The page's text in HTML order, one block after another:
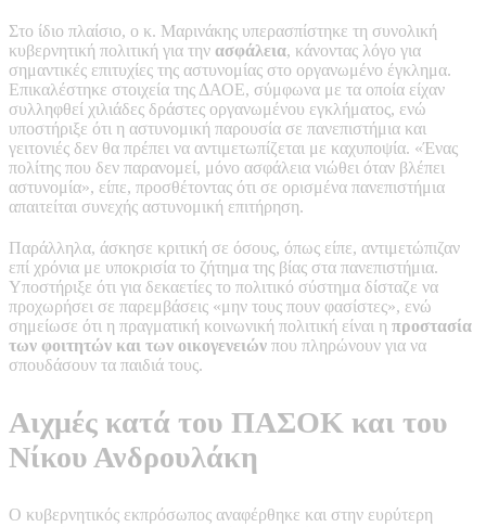
Στο ίδιο πλαίσιο, ο κ. Μαρινάκης υπερασπίστηκε τη συνολική
κυβερνητική πολιτική για την ασφάλεια, κάνοντας λόγο για
σημαντικές επιτυχίες της αστυνομίας στο οργανωμένο έγκλημα.
Επικαλέστηκε στοιχεία της ΔΑΟΕ, σύμφωνα με τα οποία είχαν
συλληφθεί χιλιάδες δράστες οργανωμένου εγκλήματος, ενώ
υποστήριξε ότι η αστυνομική παρουσία σε πανεπιστήμια και
γειτονιές δεν θα πρέπει να αντιμετωπίζεται με καχυποψία. «Ένας
πολίτης που δεν παρανομεί, μόνο ασφάλεια νιώθει όταν βλέπει
αστυνομία», είπε, προσθέτοντας ότι σε ορισμένα πανεπιστήμια
απαιτείται συνεχής αστυνομική επιτήρηση.
Παράλληλα, άσκησε κριτική σε όσους, όπως είπε, αντιμετώπιζαν
επί χρόνια με υποκρισία το ζήτημα της βίας στα πανεπιστήμια.
Υποστήριξε ότι για δεκαετίες το πολιτικό σύστημα δίσταζε να
προχωρήσει σε παρεμβάσεις «μην τους πουν φασίστες», ενώ
σημείωσε ότι η πραγματική κοινωνική πολιτική είναι η προστασία
των φοιτητών και των οικογενειών που πληρώνουν για να
σπουδάσουν τα παιδιά τους.
Αιχμές κατά του ΠΑΣΟΚ και του
Νίκου Ανδρουλάκη
Ο κυβερνητικός εκπρόσωπος αναφέρθηκε και στην ευρύτερη